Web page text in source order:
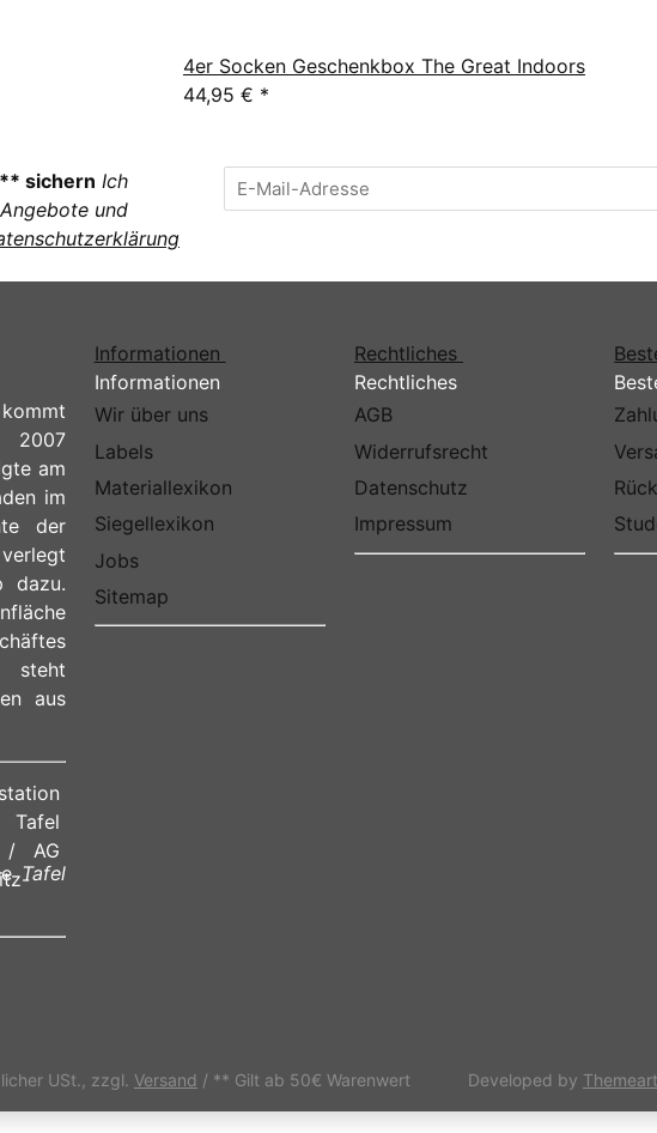
4er Socken Geschenkbox The Great Indoors
44,95 € *
sichern Ich
und
2007
am
im
der
dazu.
steht
aus
Tafel
Informationen
Informationen
Wir über uns
Labels
Materiallexikon
Siegellexikon
Jobs
Sitemap
Rechtliches
Rechtliches
AGB
Widerrufsrecht
Datenschutz
Impressum
USt., zzgl. Versand / ** Gilt ab 50€ Warenwert Developed by Themeart